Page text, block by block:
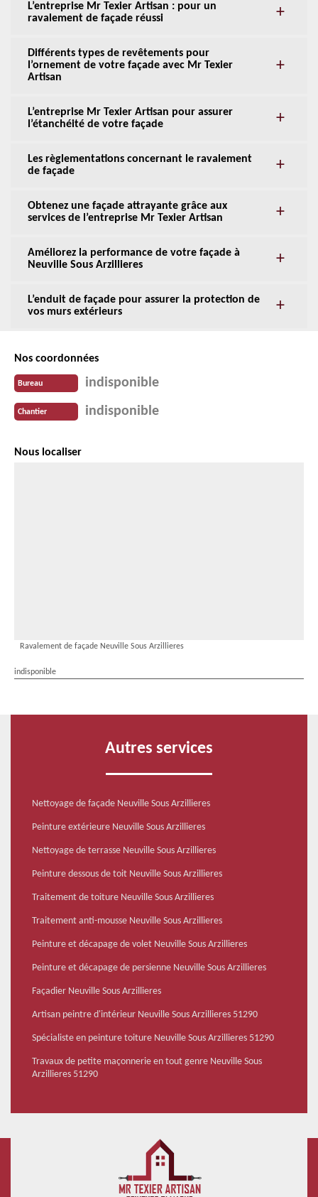
L’entreprise Mr Texier Artisan : pour un
ravalement de façade réussi
Différents types de revêtements pour
l’ornement de votre façade avec Mr Texier
Artisan
L’entreprise Mr Texier Artisan pour assurer
l’étanchéité de votre façade
Les règlementations concernant le ravalement
de façade
Obtenez une façade attrayante grâce aux
services de l’entreprise Mr Texier Artisan
Améliorez la performance de votre façade à
Neuville Sous Arzillieres
L’enduit de façade pour assurer la protection de
vos murs extérieurs
Nos coordonnées
Bureau indisponible
Chantier indisponible
Nous localiser
Ravalement de façade Neuville Sous Arzillieres
indisponible
Autres services
Nettoyage de façade Neuville Sous Arzillieres
Peinture extérieure Neuville Sous Arzillieres
Nettoyage de terrasse Neuville Sous Arzillieres
Peinture dessous de toit Neuville Sous Arzillieres
Traitement de toiture Neuville Sous Arzillieres
Traitement anti-mousse Neuville Sous Arzillieres
Peinture et décapage de volet Neuville Sous Arzillieres
Peinture et décapage de persienne Neuville Sous Arzillieres
Façadier Neuville Sous Arzillieres
Artisan peintre d'intérieur Neuville Sous Arzillieres 51290
Spécialiste en peinture toiture Neuville Sous Arzillieres 51290
Travaux de petite maçonnerie en tout genre Neuville Sous
Arzillieres 51290